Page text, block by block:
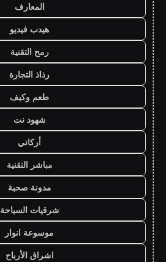
المعارف
هيدب فيديو
رمح التقنية
رذاذ التجارة
طعم وكيف
شهود نت
أركاني
مباشر التقنية
مدونة صحبة
شرقيات السياحة
موسوعة انوار
اشراق الأرباح